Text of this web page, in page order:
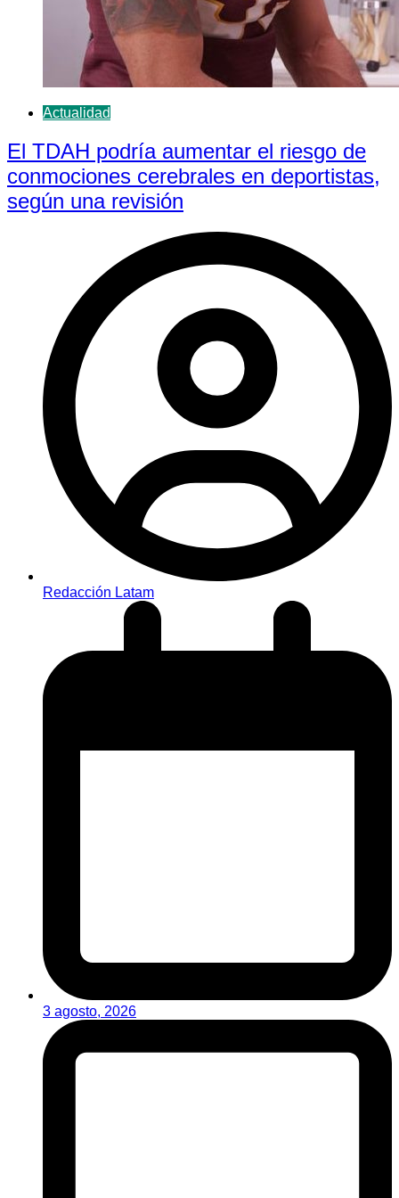
Actualidad
El TDAH podría aumentar el riesgo de
conmociones cerebrales en deportistas,
según una revisión
Redacción Latam
3 agosto, 2026